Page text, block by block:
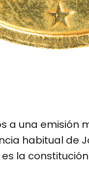
a una emisión
habitual de
la